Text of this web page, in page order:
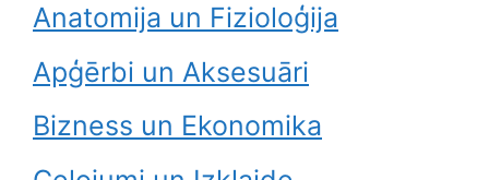
Anatomija un Fizioloģija
Apģērbi un Aksesuāri
Bizness un Ekonomika